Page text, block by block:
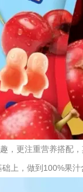
，更注重营养搭配
上，做到100%果